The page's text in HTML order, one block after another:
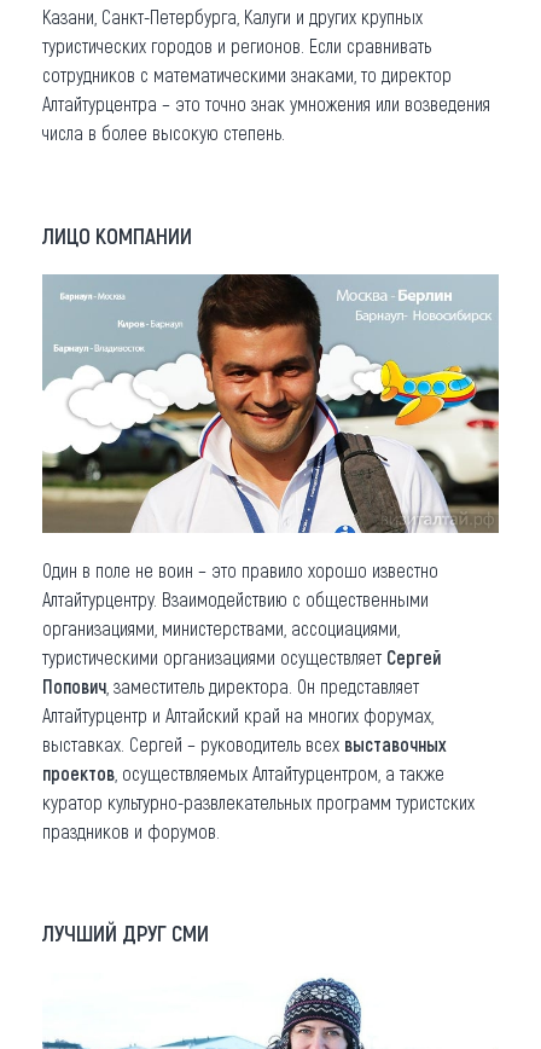
Казани, Санкт-Петербурга, Калуги и других крупных
туристических городов и регионов. Если сравнивать
сотрудников с математическими знаками, то директор
Алтайтурцентра – это точно знак умножения или возведения
числа в более высокую степень.
ЛИЦО КОМПАНИИ
Один в поле не воин – это правило хорошо известно
Алтайтурцентру. Взаимодействию с общественными
организациями, министерствами, ассоциациями,
туристическими организациями осуществляет Сергей
Попович , заместитель директора. Он представляет
Алтайтурцентр и Алтайский край на многих форумах,
выставках. Сергей – руководитель всех выставочных
проектов , осуществляемых Алтайтурцентром, а также
куратор культурно-развлекательных программ туристских
праздников и форумов.
ЛУЧШИЙ ДРУГ СМИ